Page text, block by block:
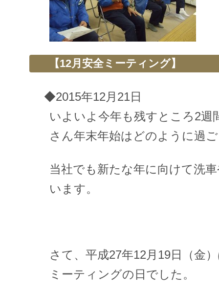
【12月安全ミーティング】
◆2015年12月21日
いよいよ今年も残すところ2週
さん年末年始はどのように過
当社でも新たな年に向けて洗
います。
さて、平成27年12月19日（金
ミーティングの日でした。